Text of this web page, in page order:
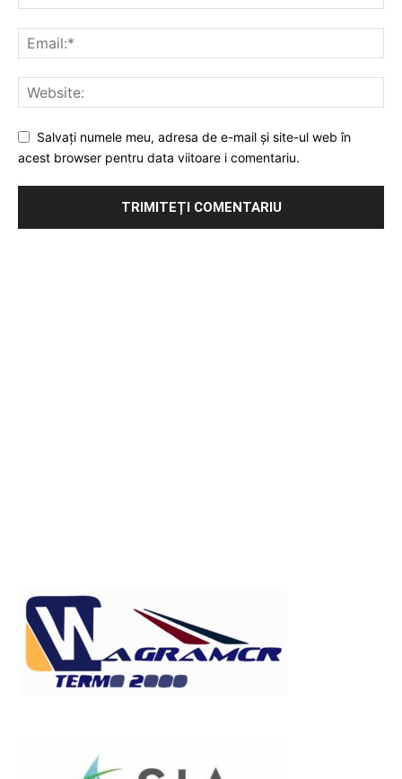
Salvați numele meu, adresa de e-mail și site-ul web în
acest browser pentru data viitoare i comentariu.